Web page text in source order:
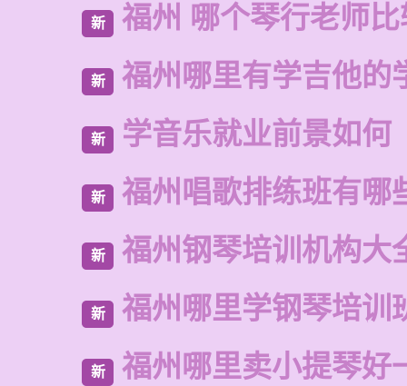
新 福州 哪个琴行老师
新 福州哪里有学吉他的
新 学音乐就业前景如何
新 福州唱歌排练班有哪
新 福州钢琴培训机构大
新 福州哪里学钢琴培训
新 福州哪里卖小提琴好